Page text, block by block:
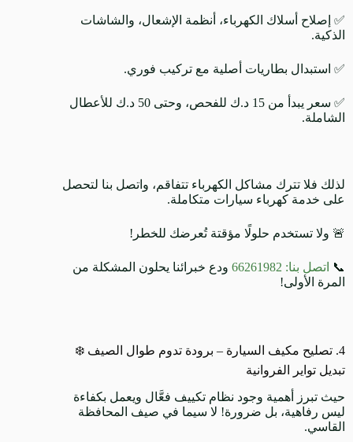
✅ إصلاح أسلاك الكهرباء، أنظمة الإشعال، والشاشات
الذكية.
✅ استبدال بطاريات أصلية مع تركيب فوري.
✅ سعر يبدأ من 15 د.ك للفحص، وحتى 50 د.ك للأعطال
الشاملة.
لذلك فلا تترك مشاكل الكهرباء تتفاقم، واتصل بنا لتحصل
على خدمة كهرباء سيارات متكاملة.
🚨 ولا تستخدم حلولًا مؤقتة تُعرضك للخطر!
📞 اتصل بنا: 66261982
ودع خبرائنا يحلون المشكلة من
المرة الأولى!
4. تصليح مكيف السيارة – برودة تدوم طوال الصيف ❄️
تبديل تواير الفروانية
حيث تبرز أهمية وجود نظام تكييف فعَّال ويعمل بكفاءة
ليس رفاهية، بل ضرورة! لا سيما في صيف المحافظة
القاسي.